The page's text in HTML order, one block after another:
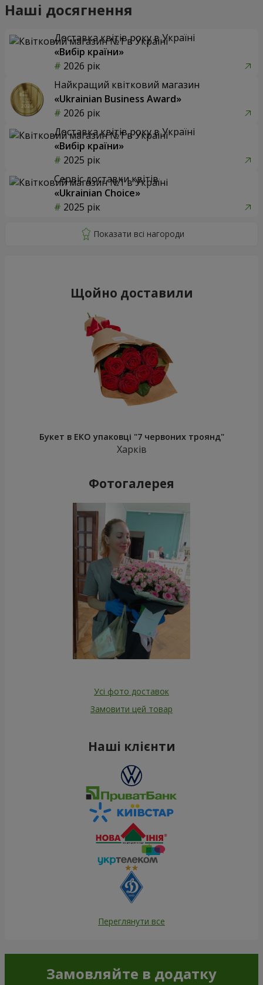
Наші досягнення
Доставка квітів року в Україні
«Вибір країни»
2026 рік
Найкращий квітковий магазин
«Ukrainian Business Award»
2026 рік
Доставка квітів року в Україні
«Вибір країни»
2025 рік
Сервіс доставки квітів
«Ukrainian Choice»
2025 рік
Щойно доставили
Букет в ЕКО упаковці "7 червоних троянд"
Харків
Фотогалерея
Усі фото доставок
Замовити цей товар
Наші клієнти
Переглянути все
Замовляйте в додатку